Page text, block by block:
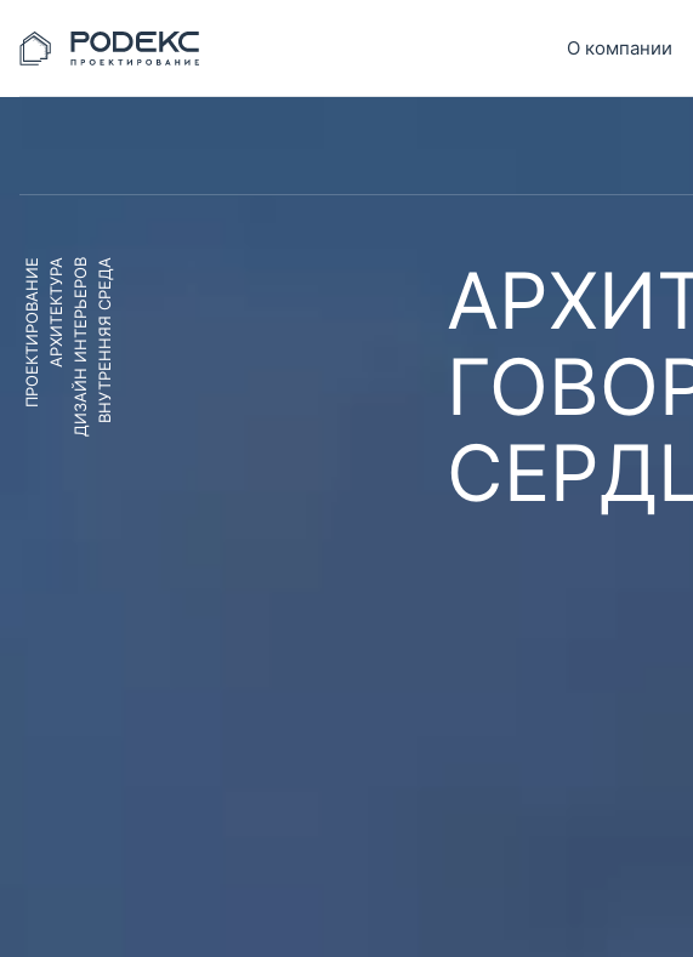
О компании
ПРОЕКТИРОВАНИЕАРХИТЕКТУРАДИЗАЙН ИНТЕРЬЕРОВВНУТРЕННЯЯ СРЕДА